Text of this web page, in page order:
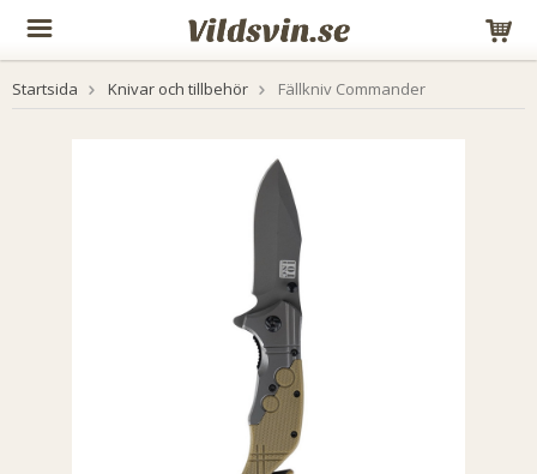
Startsida Knivar och tillbehör Fällkniv Commander